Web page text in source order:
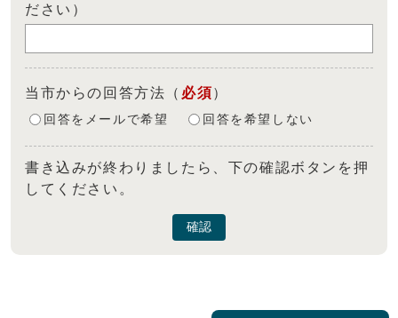
ださい）
当市からの回答方法 （ 必須）
回答をメールで希望 回答を希望しない
書き込みが終わりましたら、下の確認ボタンを押
してください。
確認